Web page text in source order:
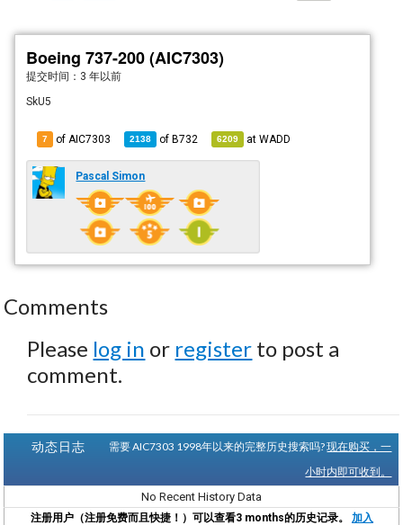
Boeing 737-200 (AIC7303)
提交时间： 3 年以前
SkU5
7 of AIC7303 2138 ofB732 6209 atWADD
Pascal Simon
Comments
Please log in or register to post a
comment.
动态日志 需要 AIC7303 1998年以来的完整历史搜索吗?现在购买，一
小时内即可收到。
No Recent History Data
注册用户（注册免费而且快捷！）可以查看3 months的历史记录。 加入